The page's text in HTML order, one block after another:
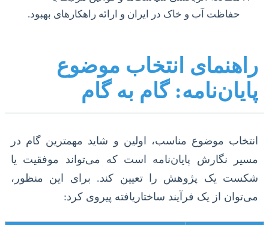
حفاظت آب و خاک در ایران و ارائه راهکارهای بهبود.
راهنمای انتخاب موضوع
پایان‌نامه: گام به گام
انتخاب موضوع مناسب، اولین و شاید مهمترین گام در
مسیر نگارش پایان‌نامه است که می‌تواند موفقیت یا
شکست یک پژوهش را تعیین کند. برای این منظور،
می‌توان از یک فرآیند ساختاریافته پیروی کرد: